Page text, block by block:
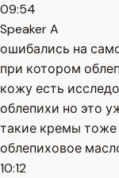
09:54
Speaker A
ошибались на
при котором
кожу есть
облепихи но это
такие кремы
облепиховое
10:12